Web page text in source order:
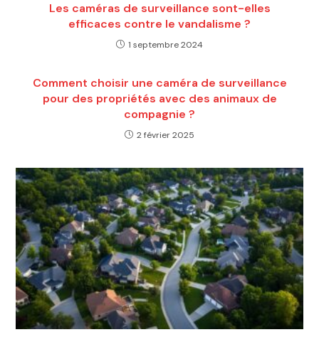
Les caméras de surveillance sont-elles
efficaces contre le vandalisme ?
1 septembre 2024
Comment choisir une caméra de surveillance
pour des propriétés avec des animaux de
compagnie ?
2 février 2025